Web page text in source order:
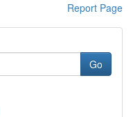
Report Page
Go